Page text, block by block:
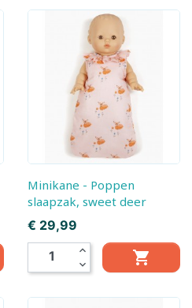
Minikane - Poppen
slaapzak, sweet deer
Prijs
€ 29,99
expand_less
expand_more
